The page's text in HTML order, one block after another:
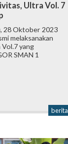
Ultra Vol. 7
28 Oktober 2023
melaksanakan
yang
SMAN 1
berita